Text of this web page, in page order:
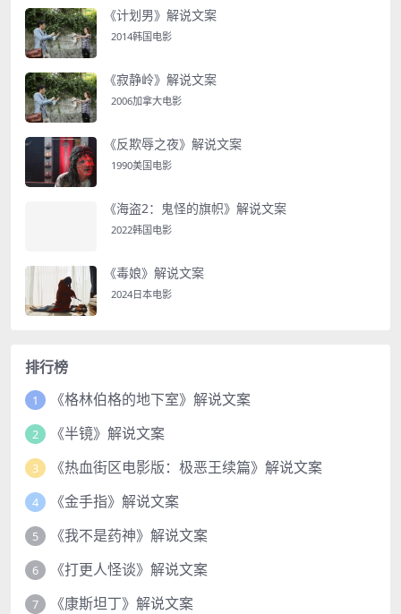
《计划男》解说文案
2014韩国电影
《寂静岭》解说文案
2006加拿大电影
《反欺辱之夜》解说文案
1990美国电影
《海盗2：鬼怪的旗帜》解说文案
2022韩国电影
《毒娘》解说文案
2024日本电影
排行榜
1 《格林伯格的地下室》解说文案
2 《半镜》解说文案
3 《热血街区电影版：极恶王续篇》解说文案
4 《金手指》解说文案
5 《我不是药神》解说文案
6 《打更人怪谈》解说文案
7 《康斯坦丁》解说文案